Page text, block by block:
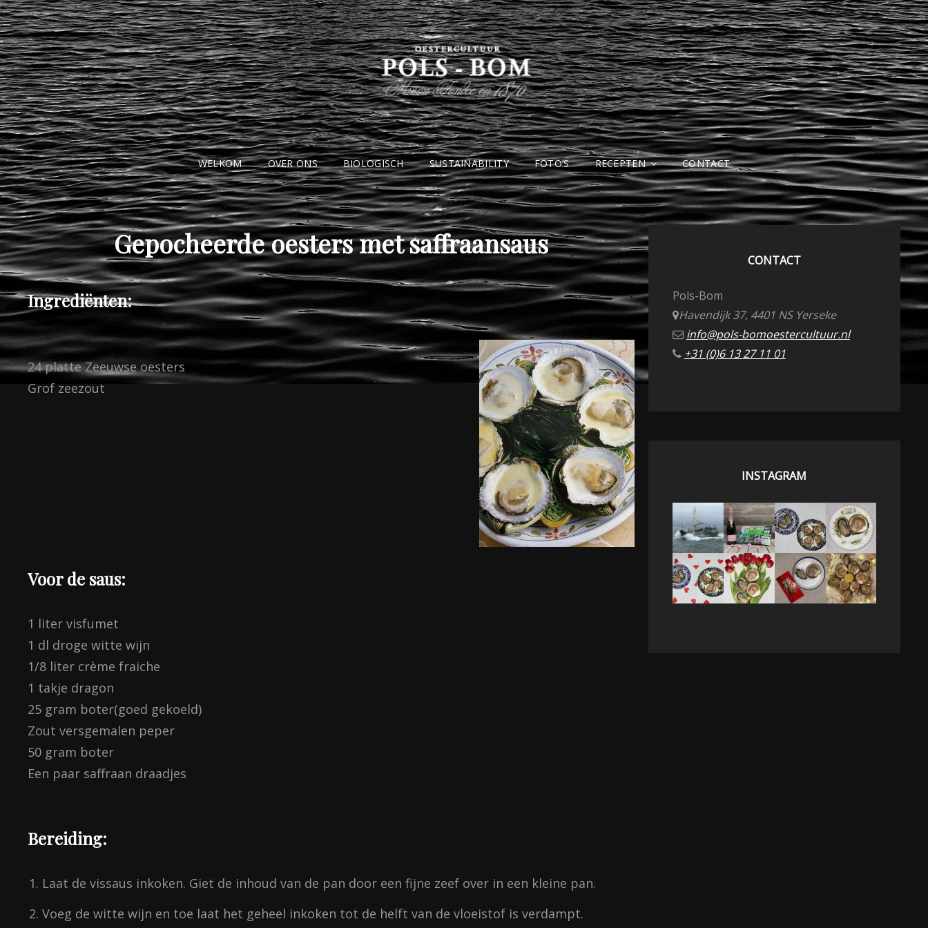
WELKOM OVER ONS BIOLOGISCH SUSTAINABILITY FOTO’S RECEPTEN CONTACT
Gepocheerde oesters met saffraansaus
Ingrediënten:
24 platte Zeeuwse oesters
Grof zeezout
Voor de saus:
1 liter visfumet
1 dl droge witte wijn
1/8 liter crème fraiche
1 takje dragon
25 gram boter(goed gekoeld)
Zout versgemalen peper
50 gram boter
Een paar saffraan draadjes
Bereiding:
Laat de vissaus inkoken. Giet de inhoud van de pan door een fijne zeef over in een kleine pan.
Voeg de witte wijn en toe laat het geheel inkoken tot de helft van de vloeistof is verdampt.
CONTACT
Pols-Bom
Havendijk 37, 4401 NS Yerseke
info@pols-bomoestercultuur.nl
+31 (0)6 13 27 11 01
INSTAGRAM